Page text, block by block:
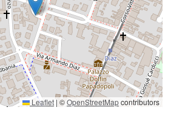
Leaflet | ©OpenStreetMapcontributors